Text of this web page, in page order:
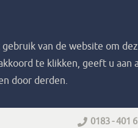
van de website om
te klikken, geeft u aan
door derden.
0183 - 401